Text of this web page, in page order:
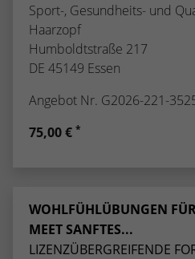
Sport-, Gesundheits- und
Haarzopf
Humboldtstraße 217
DE 45149 Essen
Angebot Nr. G2026-221-
75,00 € *
WOHLFÜHLÜBUNGEN
MEET SANFTES...
LIZENZÜBERGREIFENDE